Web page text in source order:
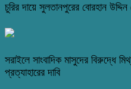
চুরির দায়ে সুলতানপুরের বোরহান
সরাইলে সাংবাদিক মাসুদের বিরুদ্ধে
প্রত্যাহারের দাবি